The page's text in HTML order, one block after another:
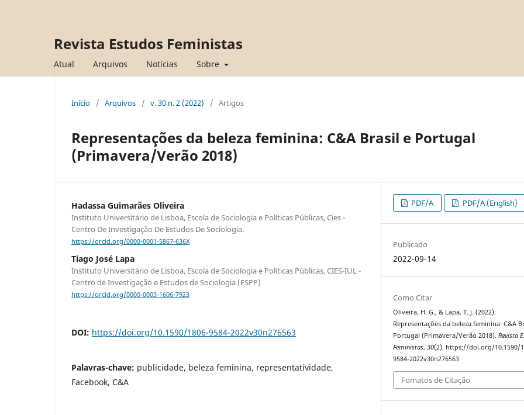
Revista Estudos Feministas
Atual Arquivos Notícias Sobre
Início / Arquivos / v. 30 n. 2 (2022) / Artigos
Representações da beleza feminina: C&A Brasil e Portugal
(Primavera/Verão 2018)
Hadassa Guimarães Oliveira
Instituto Universitário de Lisboa, Escola de Sociologia e Políticas Públicas, Cies -
Centro De Investigação De Estudos De Sociologia.
https://orcid.org/0000-0001-5867-636X
Tiago José Lapa
Instituto Universitário de Lisboa, Escola de Sociologia e Políticas Públicas, CIES-IUL -
Centro de Investigação e Estudos de Sociologia (ESPP)
https://orcid.org/0000-0003-1606-7923
DOI: https://doi.org/10.1590/1806-9584-2022v30n276563
Palavras-chave: publicidade, beleza feminina, representatividade,
Facebook, C&A
PDF/A PDF/A (English)
Publicado
2022-09-14
Como Citar
Oliveira, H. G., & Lapa, T. J. (2022).
Representações da beleza feminina: C&A
Portugal (Primavera/Verão 2018).Revista
Feministas,30(2). https://doi.org/10.1590/
9584-2022v30n276563
Fomatos de Citação